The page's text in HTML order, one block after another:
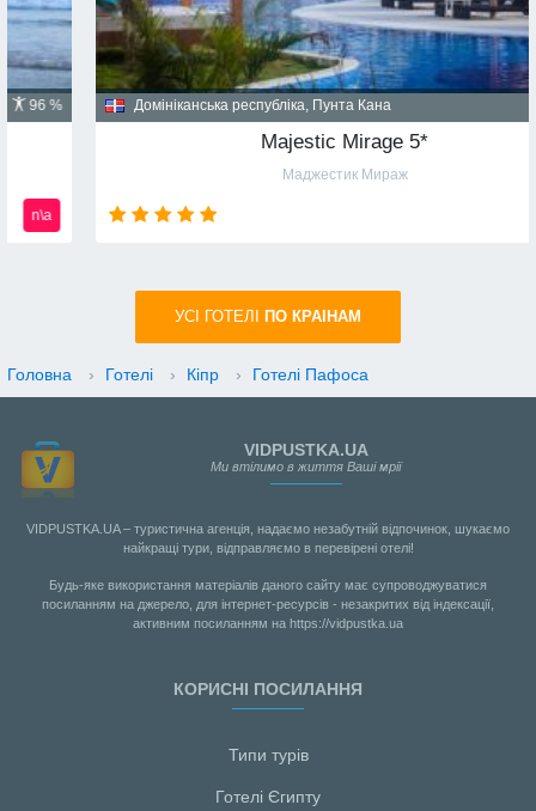
Домініканська республіка, Пунта Кана
Majestic Mirage 5*
Маджестик Мираж
УСI ГОТЕЛІ ПО КРАIНАМ
Головна › Готелі › Кіпр › Готелі Пафоса
VIDPUSTKA.UA
Ми втілимо в життя Ваші мрії
VIDPUSTKA.UA – туристична агенція, надаємо незабутній відпочинок, шукаємо
найкращі тури, відправляємо в перевірені отелі!
Будь-яке використання матеріалів даного сайту має супроводжуватися
посиланням на джерело, для інтернет-ресурсів - незакритих від індексації,
активним посиланням на https://vidpustka.ua
КОРИСНІ ПОСИЛАННЯ
Типи турів
Готелі Єгипту